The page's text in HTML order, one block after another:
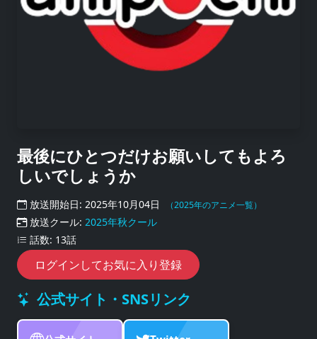
最後にひとつだけお願いしてもよろ
しいでしょうか
放送開始日: 2025年10月04日 （2025年のアニメ一覧）
放送クール: 2025年秋クール
話数: 13話
ログインしてお気に入り登録
公式サイト・SNSリンク